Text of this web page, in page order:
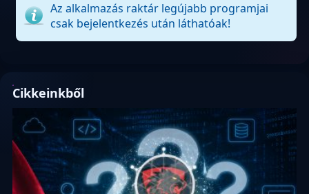
Az alkalmazás raktár legújabb programjai
csak bejelentkezés után láthatóak!
Cikkeinkből